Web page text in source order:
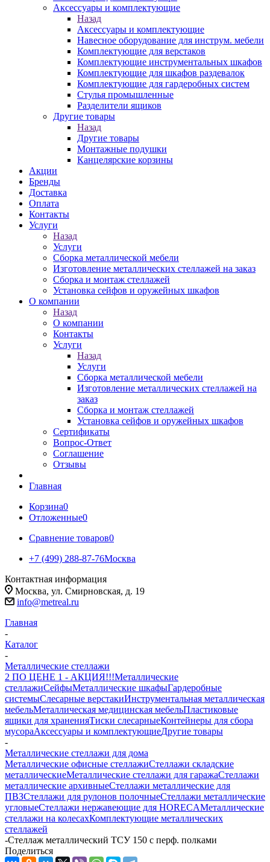
Аксессуары и комплектующие
Назад
Аксессуары и комплектующие
Навесное оборудование для инструм. мебели
Комплектующие для верстаков
Комплектующие инструментальных шкафов
Комплектующие для шкафов раздевалок
Комплектующие для гардеробных систем
Стулья промышленные
Разделители ящиков
Другие товары
Назад
Другие товары
Монтажные подушки
Канцелярские корзины
Акции
Бренды
Доставка
Оплата
Контакты
Услуги
Назад
Услуги
Сборка металлической мебели
Изготовление металлических стеллажей на заказ
Сборка и монтаж стеллажей
Установка сейфов и оружейных шкафов
О компании
Назад
О компании
Контакты
Услуги
Назад
Услуги
Сборка металлической мебели
Изготовление металлических стеллажей на
заказ
Сборка и монтаж стеллажей
Установка сейфов и оружейных шкафов
Сертификаты
Вопрос-Ответ
Соглашение
Отзывы
Главная
Корзина0
Отложенные0
Сравнение товаров0
+7 (499) 288-87-76Москва
Контактная информация
Москва, ул. Смирновская, д. 19
info@metreal.ru
Главная
-
Каталог
-
Металлические стеллажи
2 ПО ЦЕНЕ 1 - АКЦИЯ!!!Металлические
стеллажиСейфыМеталлические шкафыГардеробные
системыСлесарные верстакиИнструментальная металлическая
мебельМеталлическая медицинская мебельПластиковые
ящики для храненияТиски слесарныеКонтейнеры для сбора
мусораАксессуары и комплектующиеДругие товары
-
Металлические стеллажи для дома
Металлические офисные стеллажиСтеллажи складские
металлическиеМеталлические стеллажи для гаражаСтеллажи
металлические архивныеСтеллажи металлические для
ПВЗСтеллажи для рулонов полочныеСтеллажи металлические
угловыеСтеллажи нержавеющие для HORECAМеталлические
стеллажи на колесахКомплектующие металлических
стеллажей
-Стеллаж металлический ТСУ 150 с перф. полками
Поделиться